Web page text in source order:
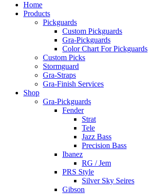
Home
Products
Pickguards
Custom Pickguards
Gra-Pickguards
Color Chart For Pickguards
Custom Picks
Stormguard
Gra-Straps
Gra-Finish Services
Shop
Gra-Pickguards
Fender
Strat
Tele
Jazz Bass
Precision Bass
Ibanez
RG / Jem
PRS Style
Silver Sky Seires
Gibson